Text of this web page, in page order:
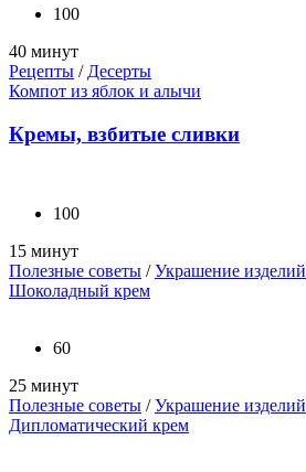
100
40 минут
Рецепты / Десерты
Компот из яблок и алычи
Кремы, взбитые сливки
100
15 минут
Полезные советы /Украшение изделий
Шоколадный крем
60
25 минут
Полезные советы /Украшение изделий
Дипломатический крем